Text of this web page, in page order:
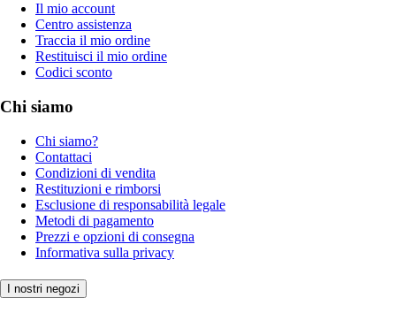
Il mio account
Centro assistenza
Traccia il mio ordine
Restituisci il mio ordine
Codici sconto
Chi siamo
Chi siamo?
Contattaci
Condizioni di vendita
Restituzioni e rimborsi
Esclusione di responsabilità legale
Metodi di pagamento
Prezzi e opzioni di consegna
Informativa sulla privacy
I nostri negozi